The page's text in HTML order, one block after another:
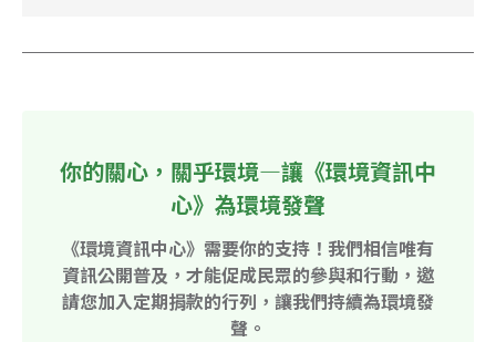
你的關心，關乎環境—讓《環境資訊中
心》為環境發聲
《環境資訊中心》需要你的支持！我們相信唯有
資訊公開普及，才能促成民眾的參與和行動，邀
請您加入定期捐款的行列，讓我們持續為環境發
聲。